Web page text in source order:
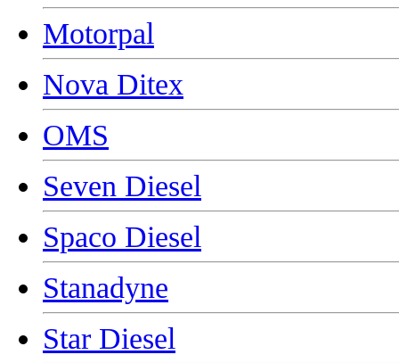
Motorpal
Nova Ditex
OMS
Seven Diesel
Spaco Diesel
Stanadyne
Star Diesel